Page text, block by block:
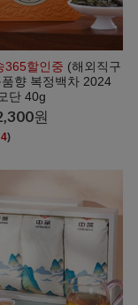
365할인중 (해외직구
향 복정백차 2024
단 40g
원
4)